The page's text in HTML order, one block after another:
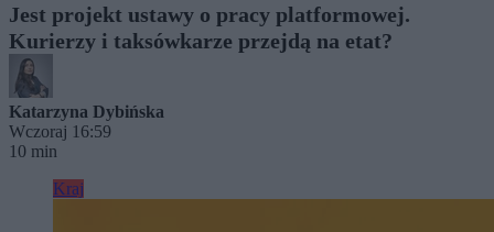
Jest projekt ustawy o pracy platformowej.
Kurierzy i taksówkarze przejdą na etat?
Katarzyna Dybińska
Wczoraj 16:59
10 min
Kraj